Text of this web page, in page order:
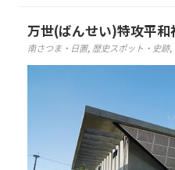
万世(ばんせい)特攻平和
南さつま・日置, 歴史スポット・史跡,